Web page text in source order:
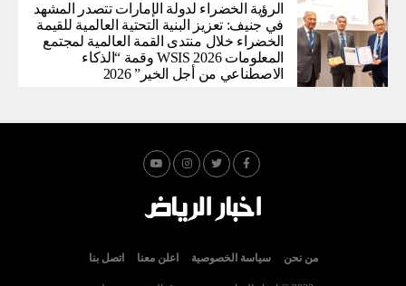
الرؤية الخضراء لدولة الإمارات تتصدر المشهد
في جنيف: تعزيز البنية التحتية العالمية للقيمة
الخضراء خلال منتدى القمة العالمية لمجتمع
المعلومات WSIS 2026 وقمة “الذكاء
الاصطناعي من أجل الخير” 2026
من نحن سياسة الخصوصية اعلن معنا اتصل بنا